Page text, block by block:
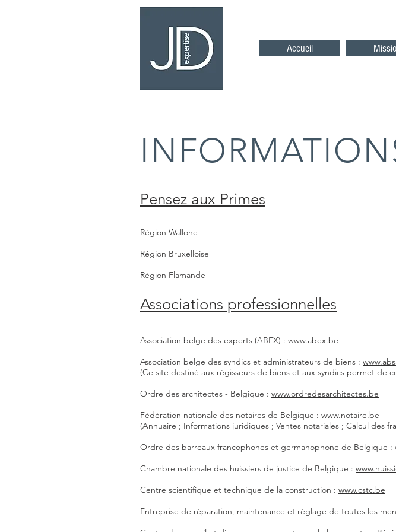
Accueil
Pensez aux Primes
Région Wallone
Région Bruxelloise
Région Flamande
Associations professionnelles
Association belge des experts (ABEX) : www.abex.be
Association belge des syndics et administrateurs de biens :
(Ce site destiné aux régisseurs de biens et aux syndics permet de
Ordre des architectes - Belgique : www.ordredesarchitectes.be
Fédération nationale des notaires de Belgique : www.notaire.be
(Annuaire ; Informations juridiques ; Ventes notariales ; Calcul des
Ordre des barreaux francophones et germanophone de Belgique :
Chambre nationale des huissiers de justice de Belgique :
Centre scientifique et technique de la construction : www.cstc.be
Entreprise de réparation, maintenance et réglage de toutes les